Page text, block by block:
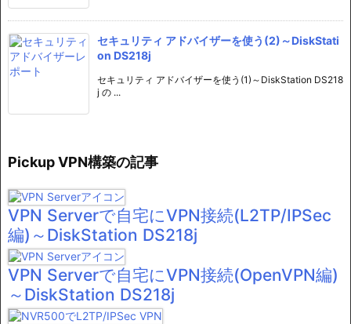
セキュリティ アドバイザーを使う(2)～DiskStati
on DS218j
セキュリティ アドバイザーを使う(1)～DiskStation DS218
j の ...
Pickup VPN構築の記事
VPN Serverで自宅にVPN接続(L2TP/IPSec
編)～DiskStation DS218j
VPN Serverで自宅にVPN接続(OpenVPN編)
～DiskStation DS218j